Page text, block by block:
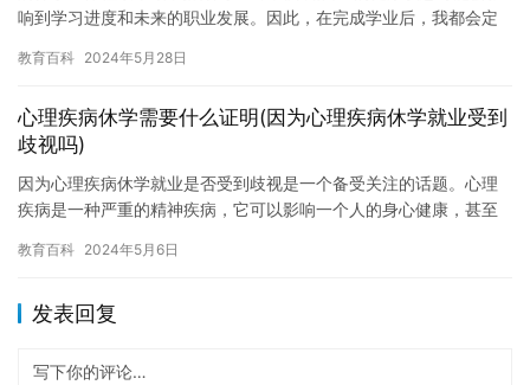
响到学习进度和未来的职业发展。因此，在完成学业后，我都会定
学…
教育百科 2024年5月28日
心理疾病休学需要什么证明(因为心理疾病休学就业受到
歧视吗)
因为心理疾病休学就业是否受到歧视是一个备受关注的话题。心理
疾病是一种严重的精神疾病，它可以影响一个人的身心健康，甚至
就业是…
教育百科 2024年5月6日
发表回复